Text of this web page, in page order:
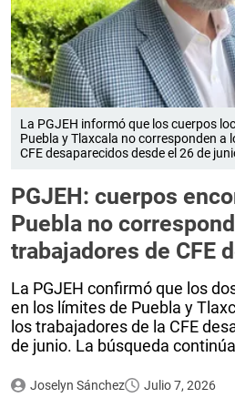
La PGJEH informó que los cuerpos
Puebla y Tlaxcala no corresponden a
CFE desaparecidos desde el 26 de
PGJEH: cuerpos
Puebla no
trabajadores de CFE
La PGJEH confirmó que los
en los límites de Puebla y
los trabajadores de la CFE
de junio. La búsqueda
Joselyn Sánchez Julio 7, 2026